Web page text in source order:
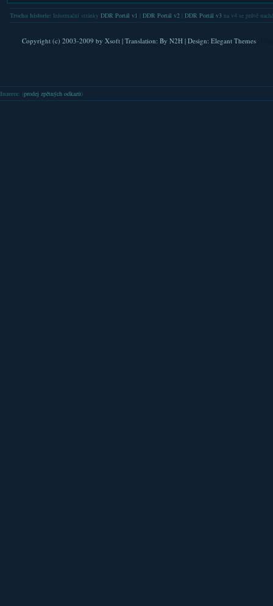
Trocha historie: Informační stránky DDR Portál v1 DDR Portál v2| DDR Portál v3na v4 se právě
Copyright (c) 2003-2009 by Xsoft| Translation: By N2H| Design: Elegant Themes
Inzerce: (prodej zpětných odkazů )